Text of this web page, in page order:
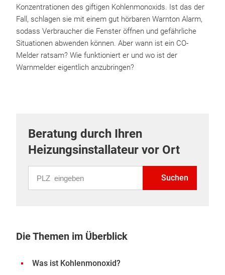
Konzentrationen des giftigen Kohlenmonoxids. Ist das der
Fall, schlagen sie mit einem gut hörbaren Warnton Alarm,
sodass Verbraucher die Fenster öffnen und gefährliche
Situationen abwenden können. Aber wann ist ein CO-
Melder ratsam? Wie funktioniert er und wo ist der
Warnmelder eigentlich anzubringen?
Beratung durch Ihren
Heizungsinstallateur vor Ort
Suchen
Die Themen im Überblick
Was ist Kohlenmonoxid?